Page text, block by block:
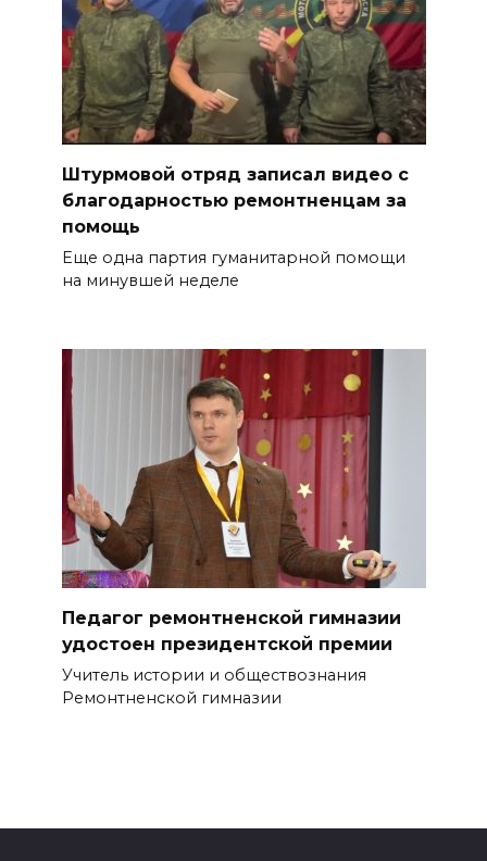
Штурмовой отряд записал видео с
благодарностью ремонтненцам за
помощь
Еще одна партия гуманитарной помощи
на минувшей неделе
Педагог ремонтненской гимназии
удостоен президентской премии
Учитель истории и обществознания
Ремонтненской гимназии